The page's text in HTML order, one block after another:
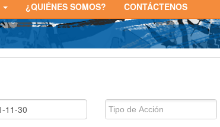
¿QUIÉNES SOMOS? CONTÁCTENOS